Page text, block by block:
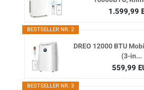
1.599,99
BESTSELLER NR. 2
DREO 12000 BTU
(3-in...
559,99
BESTSELLER NR. 3